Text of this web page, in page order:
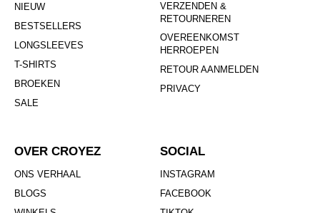
NIEUW
BESTSELLERS
LONGSLEEVES
T-SHIRTS
BROEKEN
SALE
VERZENDEN &
RETOURNEREN
OVEREENKOMST
HERROEPEN
RETOUR AANMELDEN
PRIVACY
OVER CROYEZ
ONS VERHAAL
BLOGS
SOCIAL
INSTAGRAM
FACEBOOK